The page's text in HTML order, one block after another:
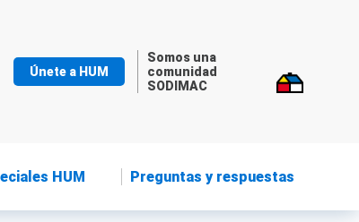
Únete a HUM
Somos una
comunidad
SODIMAC
HUM Preguntas y respuestas